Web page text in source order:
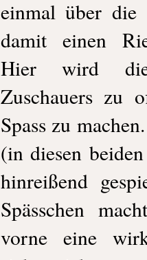
einmal über
damit einen
Hier wird
Zuschauers zu
Spass zu
(in diesen
hinreißend
Spässchen
vorne eine